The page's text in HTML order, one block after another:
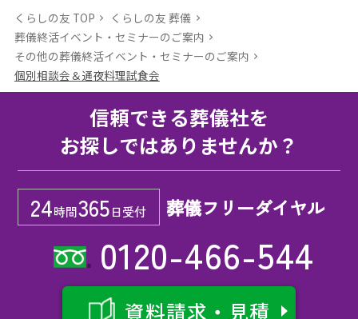
くらしの友 TOP
くらしの友 葬儀
葬儀終活イベント・セミナーのご案内
その他の葬儀終活イベント・セミナーのご案内
個別相談会＆通夜料理試食会
信頼できる葬儀社を
お探しではありませんか？
24時間365日受付 葬儀フリーダイヤル
0120-466-544
資料請求・見積